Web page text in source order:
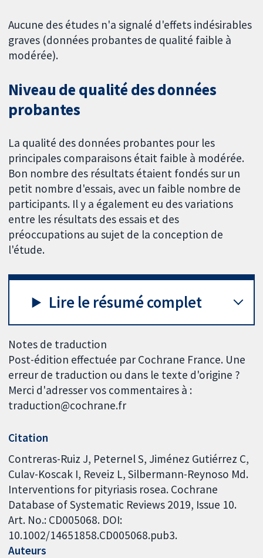
Aucune des études n'a signalé d'effets indésirables
graves (données probantes de qualité faible à
modérée).
Niveau de qualité des données
probantes
La qualité des données probantes pour les
principales comparaisons était faible à modérée.
Bon nombre des résultats étaient fondés sur un
petit nombre d'essais, avec un faible nombre de
participants. Il y a également eu des variations
entre les résultats des essais et des
préoccupations au sujet de la conception de
l'étude.
Lire le résumé complet
Notes de traduction
Post-édition effectuée par Cochrane France. Une
erreur de traduction ou dans le texte d'origine ?
Merci d'adresser vos commentaires à :
traduction@cochrane.fr
Citation
Contreras-Ruiz J, Peternel S, Jiménez Gutiérrez C,
Culav-Koscak I, Reveiz L, Silbermann-Reynoso Md.
Interventions for pityriasis rosea. Cochrane
Database of Systematic Reviews 2019, Issue 10.
Art. No.: CD005068. DOI:
10.1002/14651858.CD005068.pub3.
Auteurs